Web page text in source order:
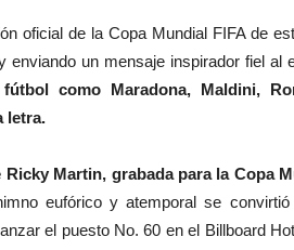
oficial de la Copa Mundial FIFA de
enviando un mensaje inspirador fiel al
como Maradona, Maldini,
letra.
Martin, grabada para la Copa
eufórico y atemporal se
el puesto No. 60 en el Billboard